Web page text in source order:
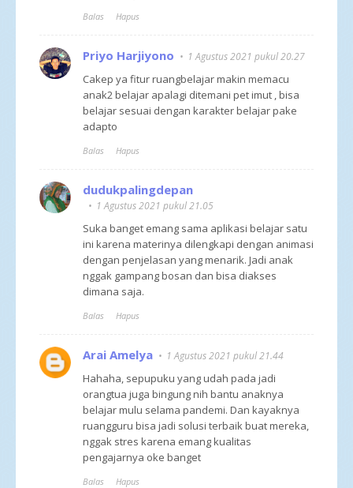
Balas Hapus
Priyo Harjiyono 1 Agustus 2021 pukul 20.27
Cakep ya fitur ruangbelajar makin memacu
anak2 belajar apalagi ditemani pet imut , bisa
belajar sesuai dengan karakter belajar pake
adapto
Balas Hapus
dudukpalingdepan
1 Agustus 2021 pukul 21.05
Suka banget emang sama aplikasi belajar satu
ini karena materinya dilengkapi dengan animasi
dengan penjelasan yang menarik. Jadi anak
nggak gampang bosan dan bisa diakses
dimana saja.
Balas Hapus
Arai Amelya 1 Agustus 2021 pukul 21.44
Hahaha, sepupuku yang udah pada jadi
orangtua juga bingung nih bantu anaknya
belajar mulu selama pandemi. Dan kayaknya
ruangguru bisa jadi solusi terbaik buat mereka,
nggak stres karena emang kualitas
pengajarnya oke banget
Balas Hapus